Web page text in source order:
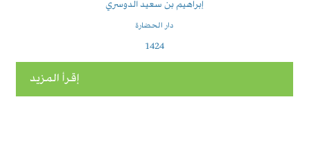
إبراهيم بن سعيد الدوسري
دار الحضارة
1424
إقرأ المزيد